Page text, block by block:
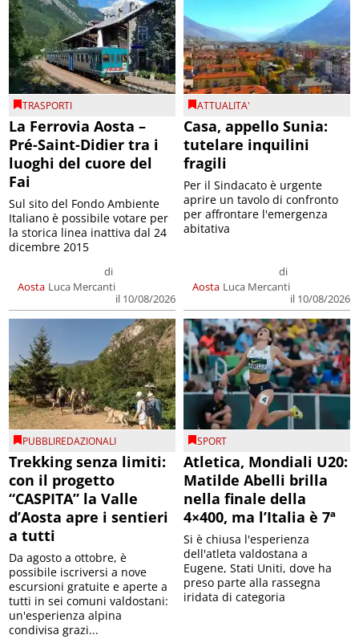
TRASPORTI
La Ferrovia Aosta –
Pré-Saint-Didier tra i
luoghi del cuore del
Fai
Aosta
di
Luca Mercanti
il 10/08/2026
Sul sito del Fondo Ambiente
Italiano è possibile votare per
la storica linea inattiva dal 24
dicembre 2015
ATTUALITA'
Casa, appello Sunia:
tutelare inquilini
fragili
Aosta
di
Luca Mercanti
il 10/08/2026
Per il Sindacato è urgente
aprire un tavolo di confronto
per affrontare l'emergenza
abitativa
PUBBLIREDAZIONALI
Trekking senza limiti:
con il progetto
“CASPITA” la Valle
d’Aosta apre i sentieri
a tutti
Da agosto a ottobre, è
possibile iscriversi a nove
escursioni gratuite e aperte a
tutti in sei comuni valdostani:
un'esperienza alpina
condivisa grazi...
SPORT
Atletica, Mondiali U20:
Matilde Abelli brilla
nella finale della
4×400, ma l’Italia è 7ª
Si è chiusa l'esperienza
dell'atleta valdostana a
Eugene, Stati Uniti, dove ha
preso parte alla rassegna
iridata di categoria